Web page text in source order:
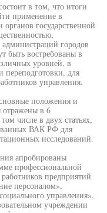
в том, что итоги
применение в
государственной
городов
быть востребованы в
уровней, в
переподготовки, для
управления.
положения и
отражены в 6
числе в двух статьях,
ВАК РФ для
исследований.
апробированы
профессиональной
предприятий
персоналом»,
управления»,
учреждении